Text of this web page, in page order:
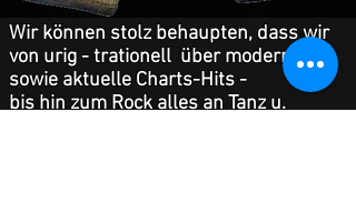
Wir können stolz behaupten, dass wir
von urig - trationell über modern,
sowie aktuelle Charts-Hits -
bis hin zum Rock alles an Tanz u.